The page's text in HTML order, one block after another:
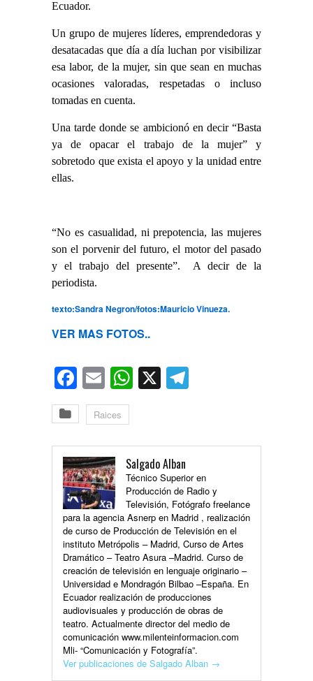
Ecuador.
Un grupo de mujeres líderes, emprendedoras y
desatacadas que día a día luchan por visibilizar
esa labor, de la mujer, sin que sean en muchas
ocasiones valoradas, respetadas o incluso
tomadas en cuenta.
Una tarde donde se ambicionó en decir “Basta
ya de opacar el trabajo de la mujer” y
sobretodo que exista el apoyo y la unidad entre
ellas.
“No es casualidad, ni prepotencia, las mujeres
son el porvenir del futuro, el motor del pasado
y el trabajo del presente”. A decir de la
periodista.
texto:Sandra Negron/fotos:Mauricio Vinueza.
VER MAS FOTOS..
Facebook
EmailWhatsApp
X
Raices
Salgado Alban
Técnico Superior en
Producción de Radio y
Televisión, Fotógrafo freelance
para la agencia Asnerp en Madrid , realización
de curso de Producción de Televisión en el
instituto Metrópolis – Madrid, Curso de Artes
Dramático – Teatro Asura –Madrid. Curso de
creación de televisión en lenguaje originario –
Universidad e Mondragón Bilbao –España. En
Ecuador realización de producciones
audiovisuales y producción de obras de
teatro. Actualmente director del medio de
comunicación www.milenteinformacion.com
Mli- “Comunicación y Fotografía”.
Ver publicaciones de Salgado Alban →